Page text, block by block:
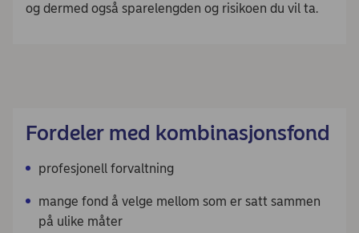
og dermed også sparelengden og risikoen du vil ta.
Fordeler med kombinasjonsfond
profesjonell forvaltning
mange fond å velge mellom som er satt sammen
på ulike måter